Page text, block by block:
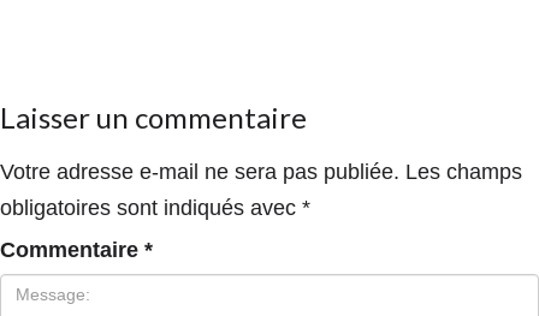
Laisser un commentaire
Votre adresse e-mail ne sera pas publiée. Les champs
obligatoires sont indiqués avec *
Commentaire *